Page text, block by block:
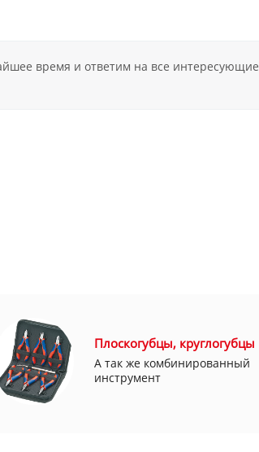
время и ответим на все интересующие
Плоскогубцы, круглогубцы
А так же комбинированный
инструмент